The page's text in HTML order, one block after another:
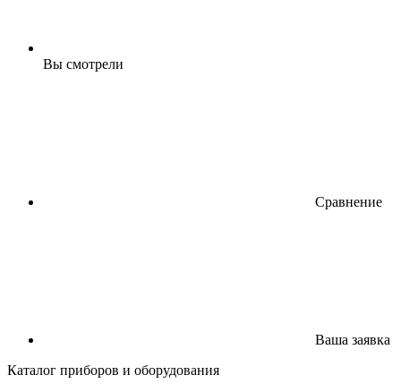
Вы смотрели
Сравнение
Ваша заявка
Каталог приборов и оборудования